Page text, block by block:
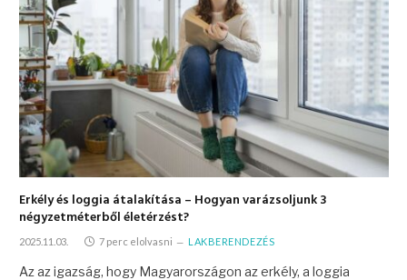
Erkély és loggia átalakítása – Hogyan varázsoljunk 3
négyzetméterből életérzést?
2025.11.03. 7 perc elolvasni LAKBERENDEZÉS
Az az igazság, hogy Magyarországon az erkély, a loggia